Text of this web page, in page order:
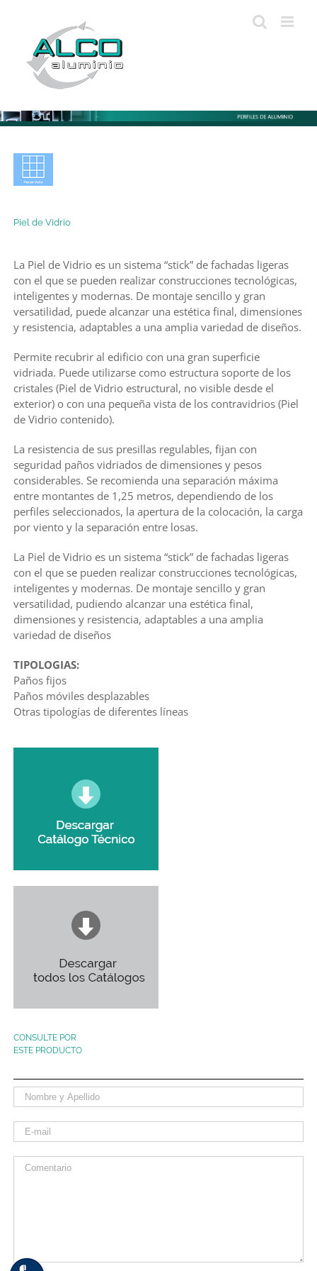
Piel de Vidrio
La Piel de Vidrio es un sistema “stick” de fachadas ligeras
con el que se pueden realizar construcciones tecnológicas,
inteligentes y modernas. De montaje sencillo y gran
versatilidad, puede alcanzar una estética final, dimensiones
y resistencia, adaptables a una amplia variedad de diseños.
Permite recubrir al edificio con una gran superficie
vidriada. Puede utilizarse como estructura soporte de los
cristales (Piel de Vidrio estructural, no visible desde el
exterior) o con una pequeña vista de los contravidrios (Piel
de Vidrio contenido).
La resistencia de sus presillas regulables, fijan con
seguridad paños vidriados de dimensiones y pesos
considerables. Se recomienda una separación máxima
entre montantes de 1,25 metros, dependiendo de los
perfiles seleccionados, la apertura de la colocación, la carga
por viento y la separación entre losas.
La Piel de Vidrio es un sistema “stick” de fachadas ligeras
con el que se pueden realizar construcciones tecnológicas,
inteligentes y modernas. De montaje sencillo y gran
versatilidad, pudiendo alcanzar una estética final,
dimensiones y resistencia, adaptables a una amplia
variedad de diseños
TIPOLOGIAS:
Paños fijos
Paños móviles desplazables
Otras tipologías de diferentes líneas
CONSULTE POR
ESTE PRODUCTO